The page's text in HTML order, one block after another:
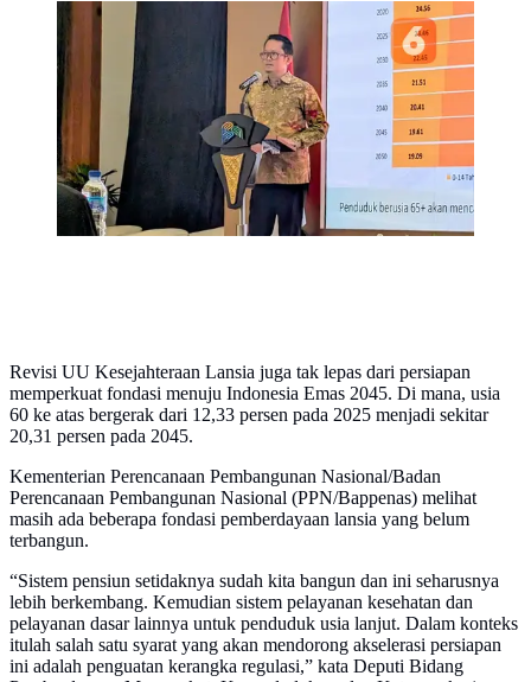
Deputi Bidang Pemberdayaan Masyarakat,
Kependudukan, dan Ketenagakerjaan, Kementerian
PPN/Bappenas, Maliki soal lansia saat ditemui di
Jakarta, Rabu (1/7/2026). Foto: Liputan6.com/Ade
Nasihudin.
Revisi UU Kesejahteraan Lansia juga tak lepas dari persiapan
memperkuat fondasi menuju Indonesia Emas 2045. Di mana, usia
60 ke atas bergerak dari 12,33 persen pada 2025 menjadi sekitar
20,31 persen pada 2045.
Kementerian Perencanaan Pembangunan Nasional/Badan
Perencanaan Pembangunan Nasional (PPN/Bappenas) melihat
masih ada beberapa fondasi pemberdayaan lansia yang belum
terbangun.
“Sistem pensiun setidaknya sudah kita bangun dan ini seharusnya
lebih berkembang. Kemudian sistem pelayanan kesehatan dan
pelayanan dasar lainnya untuk penduduk usia lanjut. Dalam konteks
itulah salah satu syarat yang akan mendorong akselerasi persiapan
ini adalah penguatan kerangka regulasi,” kata Deputi Bidang